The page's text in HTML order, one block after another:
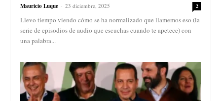
Mauricio Luque - 23 diciembre, 2025 2
Llevo tiempo viendo cómo se ha normalizado que llamemos eso (la
serie de episodios de audio que escuchas cuando te apetece) con
una palabra...